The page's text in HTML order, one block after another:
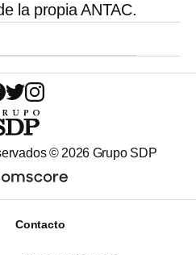
la propia ANTAC.
© 2026 Grupo SDP
Contacto